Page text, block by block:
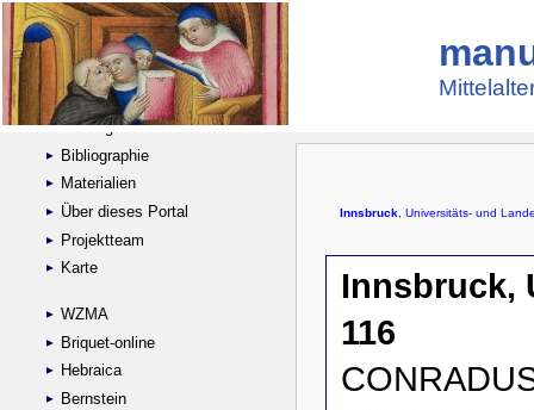
Suche
Handschriftensammlungen
Digitalisierte Handschriften
Kataloge
Bibliographie
Materialien
Über dieses Portal
Projektteam
Karte
WZMA
Briquet-online
Hebraica
Bernstein